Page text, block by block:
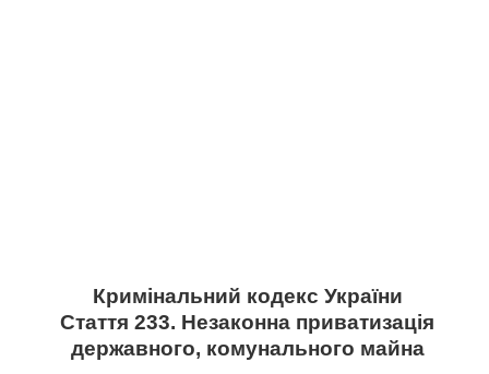
Кримінальний кодекс України
Стаття 233. Незаконна приватизація
державного, комунального майна